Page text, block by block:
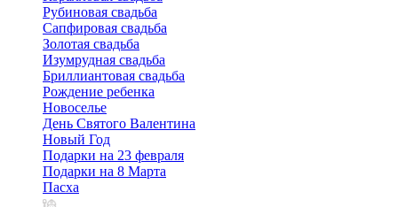
Рубиновая свадьба
Сапфировая свадьба
Золотая свадьба
Изумрудная свадьба
Бриллиантовая свадьба
Рождение ребенка
Новоселье
День Святого Валентина
Новый Год
Подарки на 23 февраля
Подарки на 8 Марта
Пасха